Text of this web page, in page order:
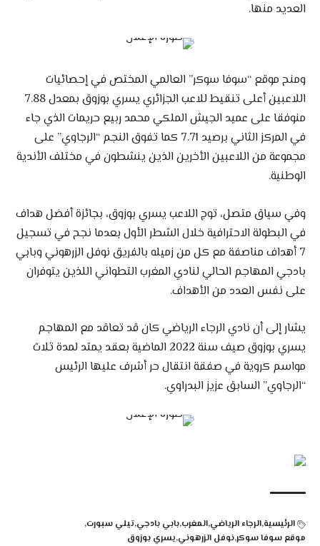
العديد منها.
ومنح موقع “سوفا سوكر” العالمي المختص في إحصائيات
اللاعبين أعلى تنقيط للاعب الجزائري يسري بوزوق بمعدل 7.88
منوفقا على عميد الجيش الملكي محمد ربيع حريمات الذي جاء
في المركز الثاني برصيد 7.71 كما تفوق النجم “الرجاوي” على
مجموعة من اللاعبين الأخرين الذين ينشطون في مختلف الأندية
الوطنية.
وفي سياق متصل، توج اللاعب يسري بوزوق، بجائزة أفضل هداف
في البطولة الاحترافية خلال الشطر الأول بعدما نجح في تسجيل
7 أهداف مناصفة مع كل من زميله بالفريق نوفل الزرهوني وبابي
بادجي المهاجم الحالي لنادي المغرب التطواني اللذين يتوفران
على نفس العدد من الأهداف.
يشار إلى أن نادي الرجاء الرياضي كان قد تعاقد مع المهاجم
يسري بوزوق صيف سنة 2022 الماضية بعقد يمتد لمدة ثلاث
مواسم كروية في صفقة انتقال حر أشرف عليها الرئيس
“الرجاوي” السابق عزيز البدراوي.
الرئيسيةالرجاء الرياضيالمغرببابي بادجيتيلي سبورت
موقع سوفا سوكر نوفل الزرهونييسري بوزوق